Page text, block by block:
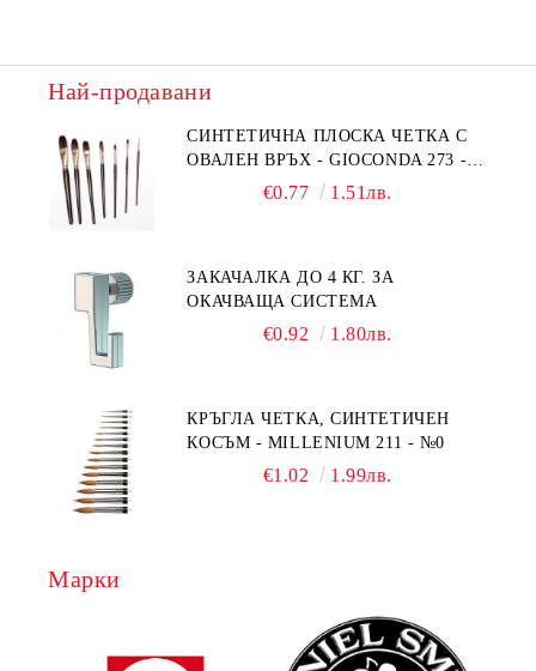
Най-продавани
СИНТЕТИЧНА ПЛОСКА ЧЕТКА С
ОВАЛЕН ВРЪХ - GIOCONDA 273 -
€0.77 1.51лв.
ЗАКАЧАЛКА ДО 4 КГ. ЗА
ОКАЧВАЩА СИСТЕМА
€0.92 1.80лв.
КРЪГЛА ЧЕТКА, СИНТЕТИЧЕН
КОСЪМ - MILLENIUM 211 - №0
€1.02 1.99лв.
Марки